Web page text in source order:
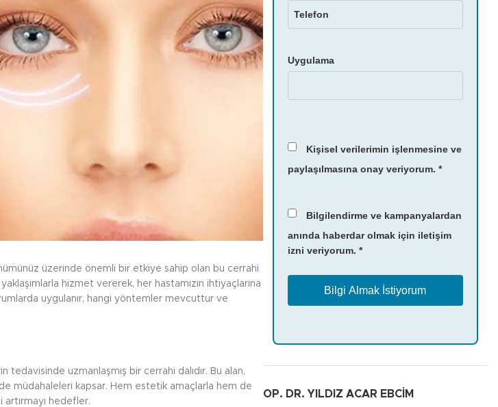
üzerinde önemli bir etkiye sahip olan bu cerrahi
hizmet vererek, her hastamızın ihtiyaçlarına
uygulanır, hangi yöntemler mevcuttur ve
uzmanlaşmış bir cerrahi dalıdır. Bu alan,
müdahaleleri kapsar. Hem estetik amaçlarla hem de
hedefler.
Uygulama
Kişisel verilerimin işlenmesine ve
paylaşılmasına onay veriyorum. *
Bilgilendirme ve kampanyalardan
anında haberdar olmak için iletişim
izni veriyorum. *
OP. DR. YILDIZ ACAR EBCİM